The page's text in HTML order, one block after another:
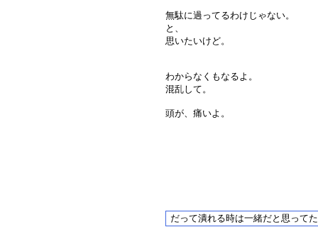
無駄に過ってるわけじゃない。
と、
思いたいけど。
わからなくもなるよ。
混乱して。
頭が、痛いよ。